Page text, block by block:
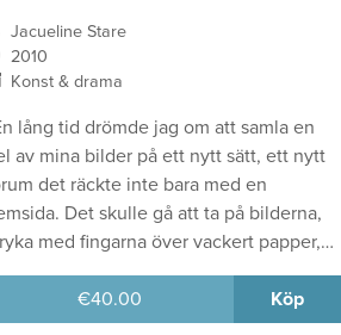
Jacueline Stare
2010
Konst & drama
lång tid drömde jag om att samla en
av mina bilder på ett nytt sätt, ett nytt
det räckte inte bara med en
Det skulle gå att ta på bilderna,
med fingarna över vackert papper,…
€40.00 Köp